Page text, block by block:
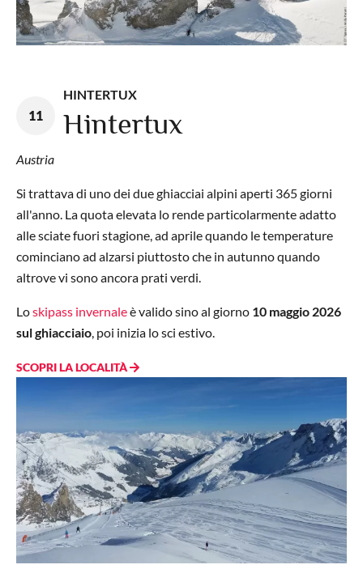
11
HINTERTUX
Hintertux
Austria
Si trattava di uno dei due ghiacciai alpini aperti 365 giorni
all'anno. La quota elevata lo rende particolarmente adatto
alle sciate fuori stagione, ad aprile quando le temperature
cominciano ad alzarsi piuttosto che in autunno quando
altrove vi sono ancora prati verdi.
Loskipass invernaleè valido sino al giorno 10 maggio 2026
sul ghiacciaio, poi inizia lo sci estivo.
SCOPRI LA LOCALITÀ